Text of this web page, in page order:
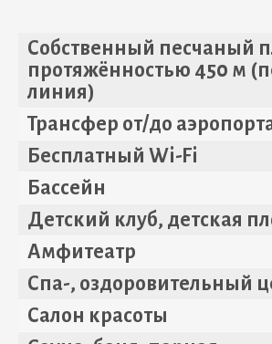
Собственный песчаный
протяжённостью 450 м
линия)
Трансфер от/до
Бесплатный Wi-Fi
Бассейн
Детский клуб, детская
Амфитеатр
Спа-, оздоровительный
Салон красоты